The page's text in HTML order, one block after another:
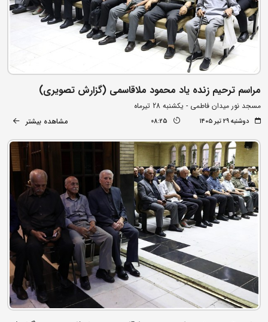
مراسم ترحیم زنده یاد محمود ملاقاسمی (گزارش تصویری)
مسجد نور میدان فاطمی - یکشنبه 28 تیرماه
دوشنبه ۲۹ تیر ۱۴۰۵ 08:25 مشاهده بیشتر